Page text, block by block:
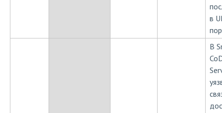
в
В